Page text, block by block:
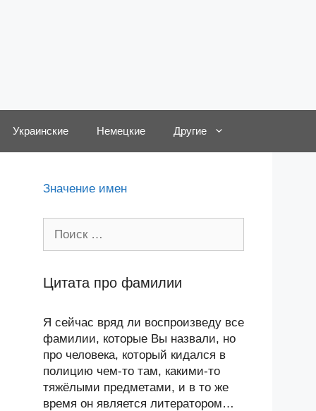
Украинские Немецкие Другие
Значение имен
Цитата про фамилии
Я сейчас вряд ли воспроизведу все
фамилии, которые Вы назвали, но
про человека, который кидался в
полицию чем-то там, какими-то
тяжёлыми предметами, и в то же
время он является литератором…